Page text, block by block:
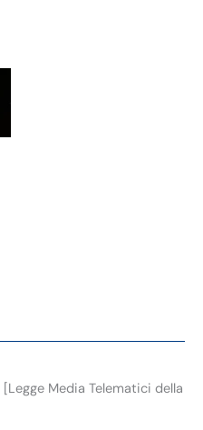
Media Telematici della